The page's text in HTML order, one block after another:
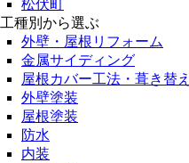
松伏町
種別から選ぶ
外壁・屋根リフォーム
金属サイディング
屋根カバー工法・葺き替え
外壁塗装
屋根塗装
防水
内装